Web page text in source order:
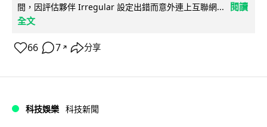
間，因評估夥伴 Irregular 設定出錯而意外連上互聯網...
閱讀
全文
66 7 ↗ 分享
科技娛樂 科技新聞